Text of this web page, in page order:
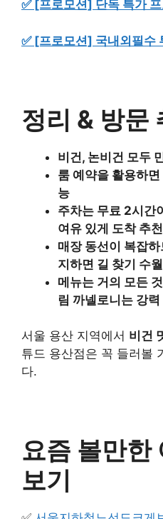
✅ [프로모션] 단독 특가
✅ [프로모션] 국내외필수
정리 & 방문
비건, 논비건 모두
룸 예약을 활용하
능
주차는 무료 2시간
여유 있게 도착 추천
매장 동선이 복잡
지하면 길 찾기 수월
메뉴는 거의 모든
림 까넬로니는 강력
서울 용산 지역에서 비건
튜드 용산점은 꼭 들러볼
다.
요즘 볼만한
보기